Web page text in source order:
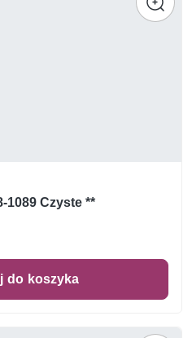
1089 Czyste **
do koszyka